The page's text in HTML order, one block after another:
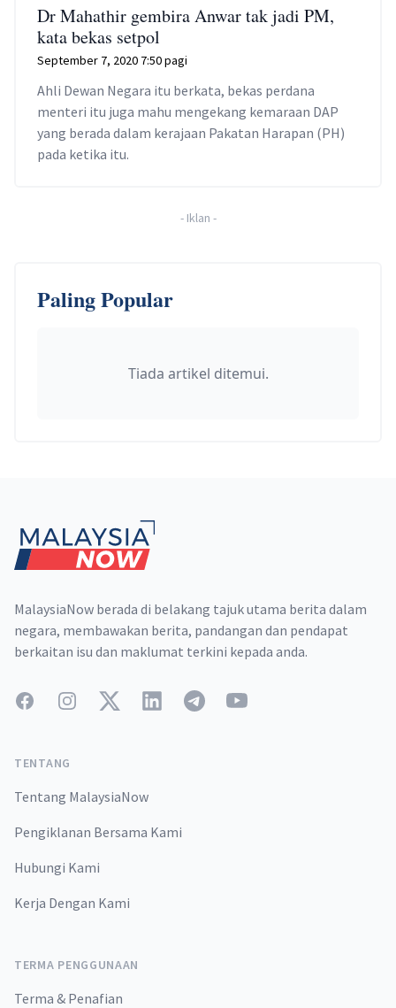
Dr Mahathir gembira Anwar tak jadi PM,
kata bekas setpol
September 7, 2020 7:50 pagi
Ahli Dewan Negara itu berkata, bekas perdana
menteri itu juga mahu mengekang kemaraan DAP
yang berada dalam kerajaan Pakatan Harapan (PH)
pada ketika itu.
- Iklan -
Paling Popular
Tiada artikel ditemui.
MalaysiaNow berada di belakang tajuk utama berita dalam
negara, membawakan berita, pandangan dan pendapat
berkaitan isu dan maklumat terkini kepada anda.
FacebookInstagramTwitterLinkedInTelegramYouTube
TENTANG
Tentang MalaysiaNow
Pengiklanan Bersama Kami
Hubungi Kami
Kerja Dengan Kami
TERMA PENGGUNAAN
Terma & Penafian